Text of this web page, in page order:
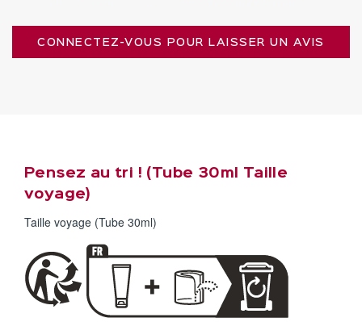
CONNECTEZ-VOUS POUR LAISSER UN AVIS
Pensez au tri ! (Tube 30ml Taille
voyage)
Taille voyage (Tube 30ml)